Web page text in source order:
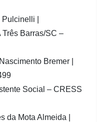
|
Barras/SC –
Bremer |
Social – CRESS
da Mota Almeida |